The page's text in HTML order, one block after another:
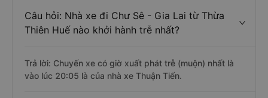
Câu hỏi: Nhà xe đi Chư Sê - Gia Lai từ Thừa
Thiên Huế nào khởi hành trễ nhất?
Trả lời: Chuyến xe có giờ xuất phát trễ (muộn) nhất là
vào lúc 20:05 là của nhà xe Thuận Tiến.